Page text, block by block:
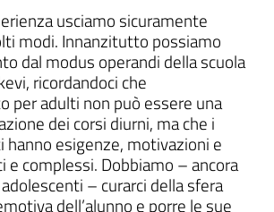
usciamo sicuramente
modi. Innanzitutto possiamo
dal modus operandi della scuola
ricordandoci che
per adulti non può essere una
dei corsi diurni, ma che i
esigenze, motivazioni e
e complessi. Dobbiamo – ancora
– curarci della sfera
dell’alunno e porre le sue